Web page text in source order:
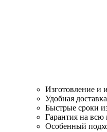
Изготовление и
Удобная
Быстрые сроки
Гарантия на всю
Особенный